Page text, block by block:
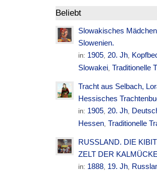
Beliebt
Slowakisches
Slowenien.
in: 1905,20. Jh,
Slowakei, Traditionelle
Tracht aus Selbach,
Hessisches
in: 1905,20. Jh,
Hessen, Traditionelle
RUSSLAND. DIE
ZELT DER
in: 1888, 19. Jh,